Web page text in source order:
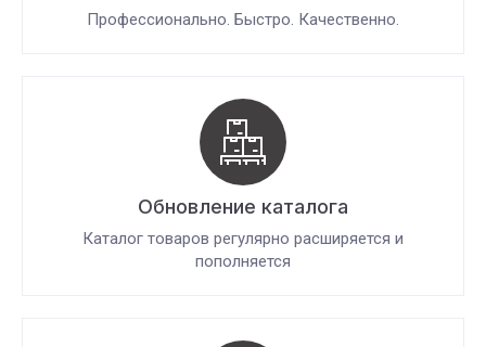
Профессионально. Быстро. Качественно.
Обновление каталога
Каталог товаров регулярно расширяется и
пополняется